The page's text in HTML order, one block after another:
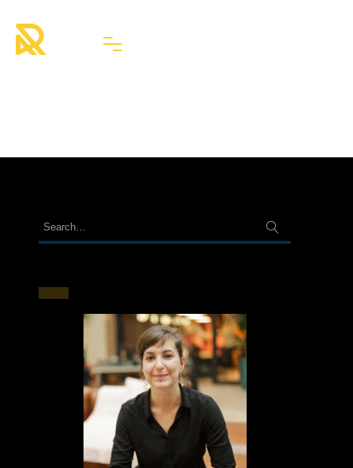
ABOUT ME